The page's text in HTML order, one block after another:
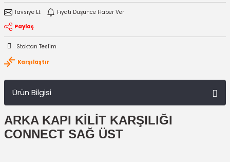
Tavsiye Et
Fiyatı Düşünce Haber Ver
Paylaş
Stoktan Teslim
Karşılaştır
Ürün Bilgisi
ARKA KAPI KİLİT KARŞILIĞI
CONNECT SAĞ ÜST